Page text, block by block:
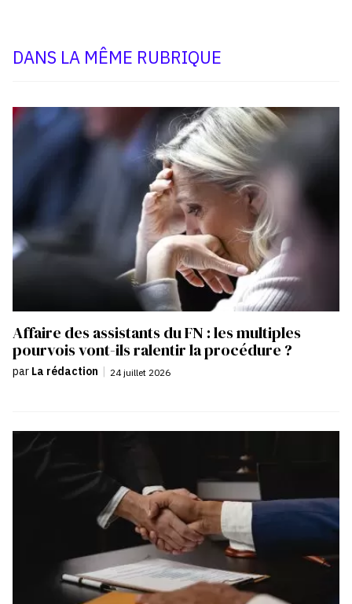
DANS LA MÊME RUBRIQUE
Affaire des assistants du FN : les multiples
pourvois vont-ils ralentir la procédure ?
par La rédaction | 24 juillet 2026